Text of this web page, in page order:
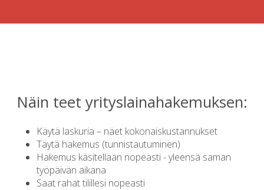
Näin teet yrityslainahakemuksen:
Käytä laskuria – näet kokonaiskustannukset
Täytä hakemus (tunnistautuminen)
Hakemus käsitellään nopeasti - yleensä saman
työpäivän aikana
Saat rahat tilillesi nopeasti